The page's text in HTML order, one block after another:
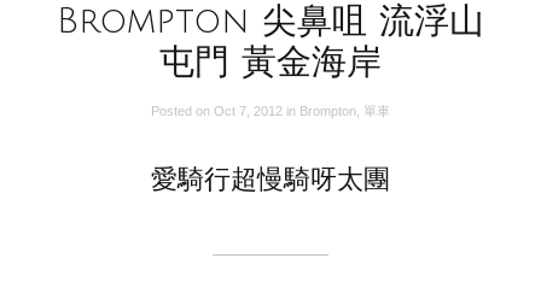
Brompton 尖鼻咀 流浮山
屯門 黃金海岸
Posted on Oct 7, 2012 in Brompton 單車
愛騎行超慢騎呀太團